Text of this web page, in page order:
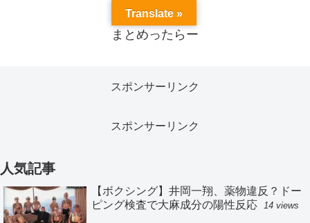
まとめったらー
スポンサーリンク
スポンサーリンク
人気記事
【ボクシング】井岡一翔、薬物違反？ドー
ピング検査で大麻成分の陽性反応
14 views
Translate »